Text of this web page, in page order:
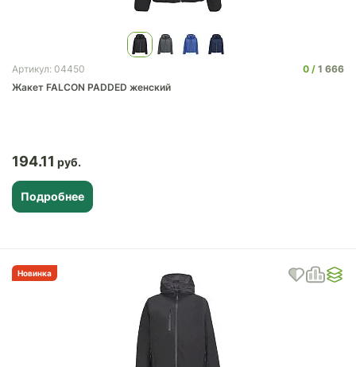
Артикул: 04450 0
1 666
Жакет FALCON PADDED женский
194.11
Подробнее
Новинка